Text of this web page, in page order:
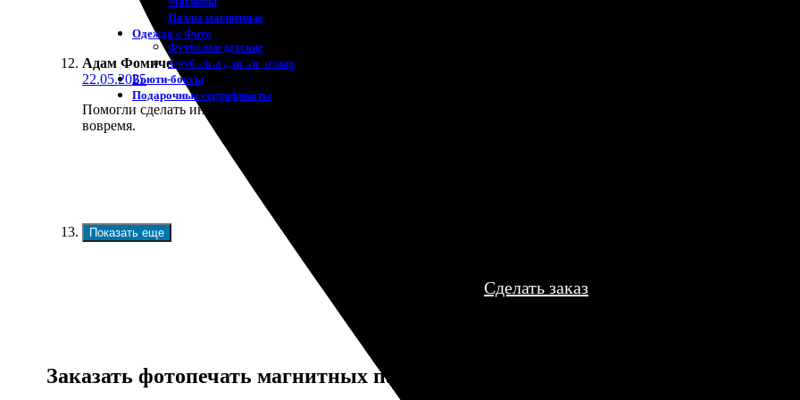
Пазлы магнитные
Одежда с Фото
Футболки детские
Футболки для взрослых
Бьюти-боксы
Подарочные сертификаты
Адам Фомичев : ★ ★ ★ ★ ★
22.05.2025
Помогли сделать интересный заказ. Оформил магнитные пазлы, и был приятно удивлён. Процесс был простым и
вовремя.
Показать еще
Сделать заказ
Заказать фотопечать магнитных пазлов онлайн